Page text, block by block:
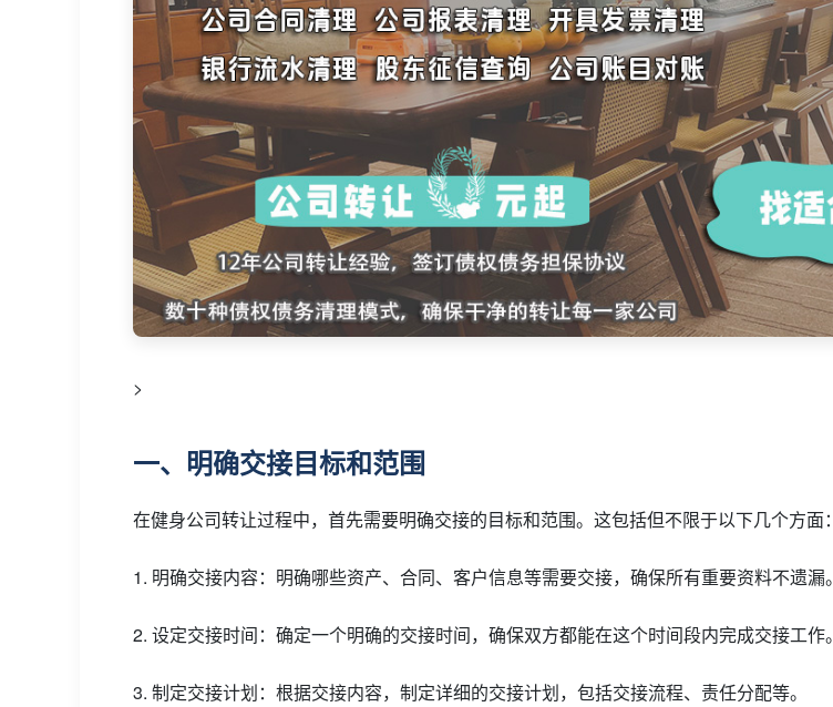
>
一、明确交接目标和范围
在健身公司转让过程中，首先需要明确交接的目标和范围。这包括但不限于以下几个方面：
1. 明确交接内容：明确哪些资产、合同、客户信息等需要交接，确保所有重要资料不遗漏。
2. 设定交接时间：确定一个明确的交接时间，确保双方都能在这个时间段内完成交接工作。
3. 制定交接计划：根据交接内容，制定详细的交接计划，包括交接流程、责任分配等。